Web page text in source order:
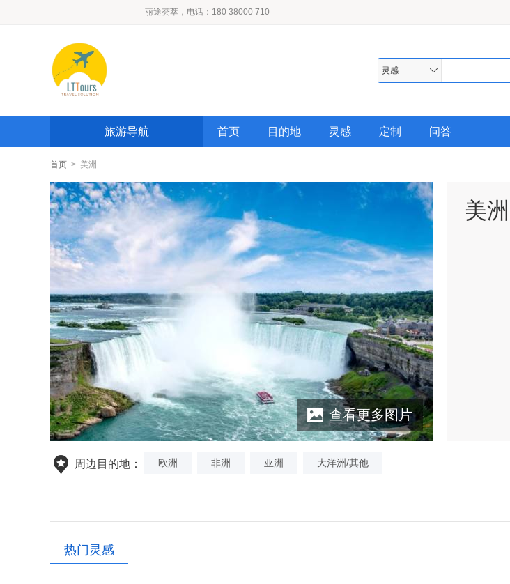
丽途荟萃，电话：180 38000 710
灵感
旅游导航 首页 目的地 灵感 定制 问答
首页 > 美洲
查看更多图片
美洲
周边目的地： 欧洲 非洲 亚洲 大洋洲/其他
热门灵感